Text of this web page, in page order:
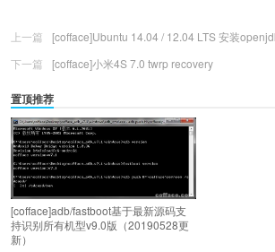
上一篇
[cofface]Ubuntu 14.04 / 12.04 LTS 安装
下一篇
[cofface]小米4S 7.0 twrp recovery
置顶推荐
[cofface]adb/fastboot基于最新源码支
持识别所有机型v9.0版（20190528更
新）